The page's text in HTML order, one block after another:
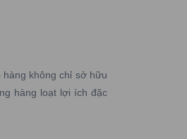
hàng không chỉ sở hữu
hàng loạt lợi ích đặc